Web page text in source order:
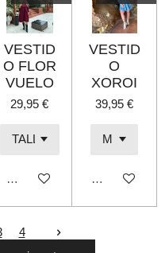
VESTID
O FLOR
VUELO
29,95 €
Agotado
VESTID
O
XOROI
39,95 €
Agotado
4